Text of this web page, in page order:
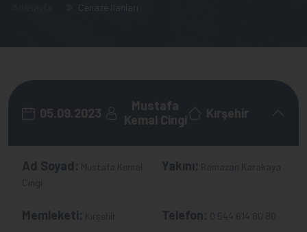
Cenaze İlanları
05.09.2023
Mustafa
Kemal Cingi
Kırşehir
Ad Soyad: Mustafa Kemal
Cingi
Yakını: Ramazan Karakaya
Memleketi: Kırşehir Telefon: 0 544 614 80 80